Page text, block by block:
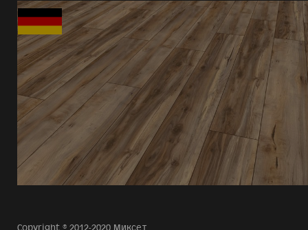
Copyright © 2012-2020 Миксет